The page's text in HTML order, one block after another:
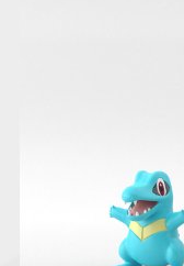
仮面ライダーシリー
ズ
キャラパキ